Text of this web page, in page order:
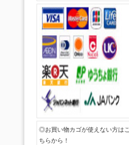
◎お買い物カゴが使えない方はこ
ちらから！